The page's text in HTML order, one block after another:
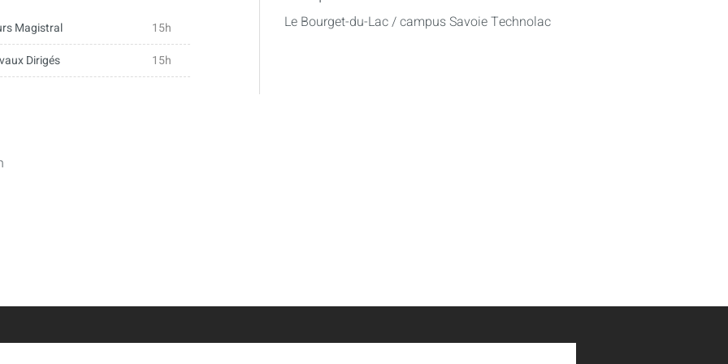
marketing (marketing
(consommateurs,
segments sur un marché
Magistral
15h
Dirigés 15h
Le Bourget-du-Lac / campus Savoie Technolac